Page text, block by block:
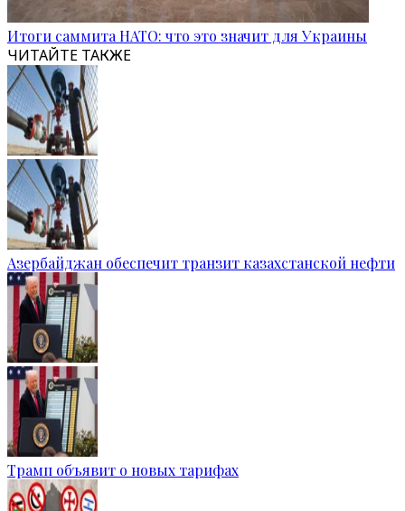
Итоги саммита НАТО: что это значит для Украины
ЧИТАЙТЕ ТАКЖЕ
Азербайджан обеспечит транзит казахстанской нефти
Трамп объявит о новых тарифах